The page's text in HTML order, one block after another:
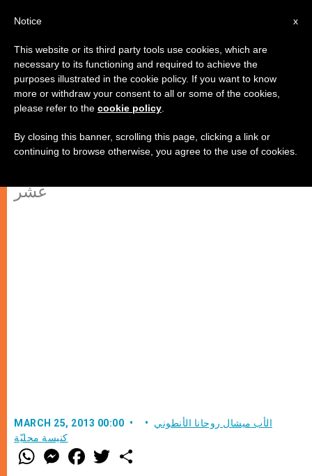
جسر راتزنغر: العبور إلى حقبة ما بعد
الفاتيكاني الثاني (1)
عشر
MARCH 25, 2013 00:00
الأب ميشال روحانا الأنطوني
كنيسة محليّة
W
h
M
e
F
a w
x
Notice
This website or its third party tools use cookies, which are
necessary to its functioning and required to achieve the
purposes illustrated in the cookie policy. If you want to know
more or withdraw your consent to all or some of the cookies,
please refer to the cookie policy
By closing this banner, scrolling this page, clicking a link or
continuing to browse otherwise, you agree to the use of cookies.